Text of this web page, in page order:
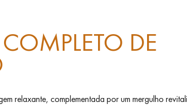
DE
relaxante, complementada por um mergulho